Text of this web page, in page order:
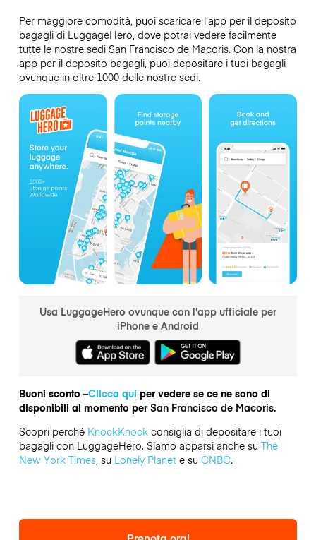
Per maggiore comodità, puoi scaricare l’app per il deposito
bagagli di LuggageHero, dove potrai vedere facilmente
tutte le nostre sedi San Francisco de Macoris. Con la nostra
app per il deposito bagagli, puoi depositare i tuoi bagagli
ovunque in oltre 1000 delle nostre sedi.
Usa LuggageHero ovunque con l'app ufficiale per
iPhone e Android
Buoni sconto –Clicca qui per vedere se ce ne sono di
disponibili al momento per San Francisco de Macoris.
Scopri perché KnockKnockconsiglia di depositare i tuoi
bagagli con LuggageHero. Siamo apparsi anche su The
New York Times, su Lonely Planete su CNBC.